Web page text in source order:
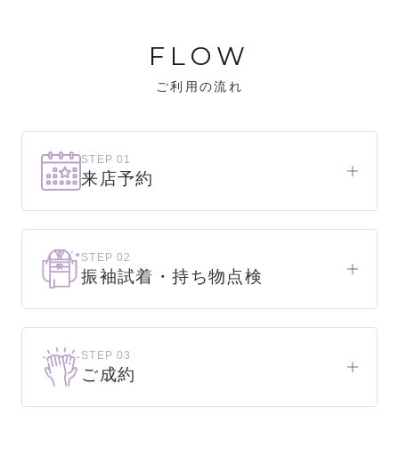
FLOW
ご利用の流れ
STEP 01
来店予約
まずはお気軽にご来店ください。
STEP 02
振袖試着・持ち物点検
お気に入りの振袖が見つかるまで、何着でも
試着できます。
STEP 03
ご成約